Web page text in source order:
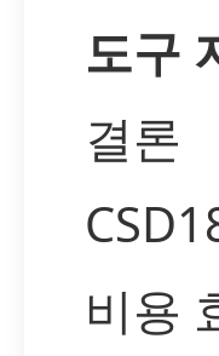
도구
결론
비용